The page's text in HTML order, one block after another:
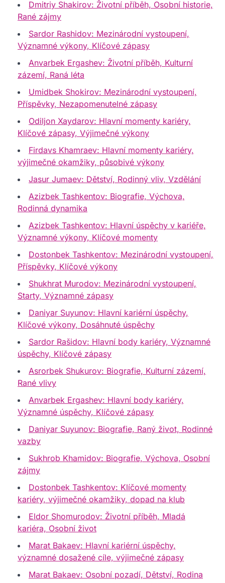
Dmitriy Shakirov: Životní příběh, Osobní historie,
Rané zájmy
Sardor Rashidov: Mezinárodní vystoupení,
Významné výkony, Klíčové zápasy
Anvarbek Ergashev: Životní příběh, Kulturní
zázemí, Raná léta
Umidbek Shokirov: Mezinárodní vystoupení,
Příspěvky, Nezapomenutelné zápasy
Odiljon Xaydarov: Hlavní momenty kariéry,
Klíčové zápasy, Výjimečné výkony
Firdavs Khamraev: Hlavní momenty kariéry,
výjimečné okamžiky, působivé výkony
Jasur Jumaev: Dětství, Rodinný vliv, Vzdělání
Azizbek Tashkentov: Biografie, Výchova,
Rodinná dynamika
Azizbek Tashkentov: Hlavní úspěchy v kariéře,
Významné výkony, Klíčové momenty
Dostonbek Tashkentov: Mezinárodní vystoupení,
Příspěvky, Klíčové výkony
Shukhrat Murodov: Mezinárodní vystoupení,
Starty, Významné zápasy
Daniyar Suyunov: Hlavní kariérní úspěchy,
Klíčové výkony, Dosáhnuté úspěchy
Sardor Rašidov: Hlavní body kariéry, Významné
úspěchy, Klíčové zápasy
Asrorbek Shukurov: Biografie, Kulturní zázemí,
Rané vlivy
Anvarbek Ergashev: Hlavní body kariéry,
Významné úspěchy, Klíčové zápasy
Daniyar Suyunov: Biografie, Raný život, Rodinné
vazby
Sukhrob Khamidov: Biografie, Výchova, Osobní
zájmy
Dostonbek Tashkentov: Klíčové momenty
kariéry, výjimečné okamžiky, dopad na klub
Eldor Shomurodov: Životní příběh, Mladá
kariéra, Osobní život
Marat Bakaev: Hlavní kariérní úspěchy,
významné dosažené cíle, výjimečné zápasy
Marat Bakaev: Osobní pozadí, Dětství, Rodina